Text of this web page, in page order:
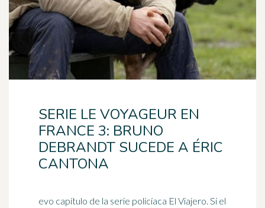
SERIE LE VOYAGEUR EN
FRANCE 3: BRUNO
DEBRANDT SUCEDE A ÉRIC
CANTONA
evo capítulo de la serie policíaca El Viajero. Si el